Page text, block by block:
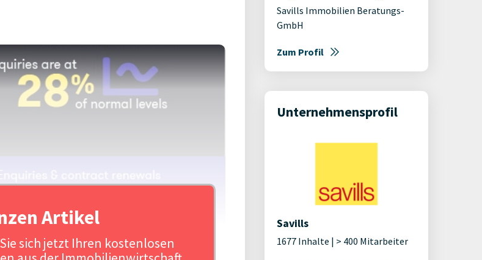
Artikel
sich jetzt Ihren kostenlosen
Savills Immobilien Beratungs-
GmbH
Zum Profil
Unternehmensprofil
Savills
1677 Inhalte | > 400 Mitarbeiter